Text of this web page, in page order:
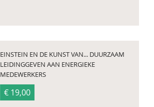
EINSTEIN EN DE KUNST VAN... DUURZAAM
LEIDINGGEVEN AAN ENERGIEKE
MEDEWERKERS
€ 19,00